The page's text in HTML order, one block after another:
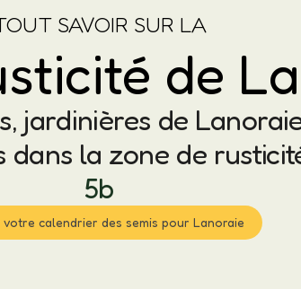
SAVOIR SUR LA
de
jardinières de
dans la zone de
5b
calendrier des semis pour Lanoraie